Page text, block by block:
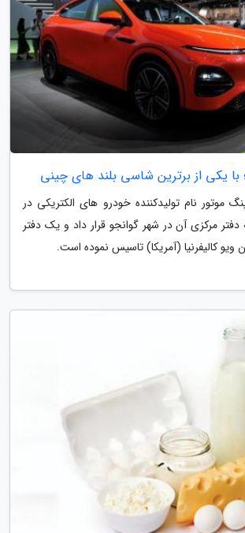
موتور نام تولیدکننده خودرو های الکتریکی در
مرکزی آن در شهر گوانجو قرار داد و یک دفتر
ویو کالیفرنیا (آمریکا) تاسیس نموده است.